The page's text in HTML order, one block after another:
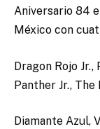
Aniversario 84
México con
Dragon Rojo
Panther Jr.,
Diamante Azul,